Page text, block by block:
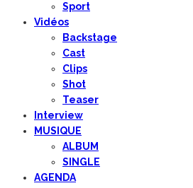
Sport
Vidéos
Backstage
Cast
Clips
Shot
Teaser
Interview
MUSIQUE
ALBUM
SINGLE
AGENDA